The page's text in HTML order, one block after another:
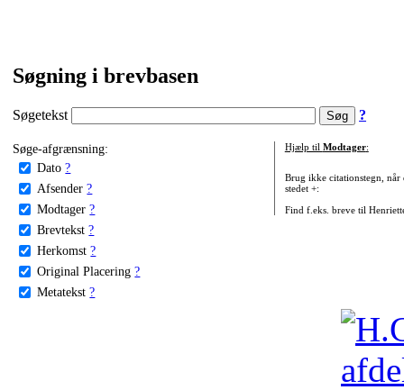
Søgning i brevbasen
Søgetekst ?
Søge-afgrænsning:
Dato ?
Afsender ?
Modtager ?
Brevtekst ?
Herkomst ?
Original Placering ?
Metatekst ?
Hjælp til Modtager:
Brug ikke citationstegn, når
stedet +:
Find f.eks. breve til